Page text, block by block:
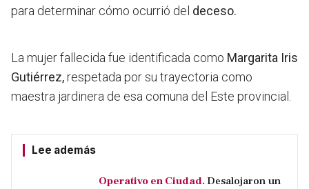
para determinar cómo ocurrió del deceso.
La mujer fallecida fue identificada como Margarita Iris
Gutiérrez,respetada por su trayectoria como
maestra jardinera de esa comuna del Este provincial.
Lee además
Operativo en Ciudad. Desalojaron un